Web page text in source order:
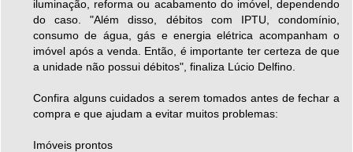
iluminação, reforma ou acabamento do imóvel, dependendo
do caso. "Além disso, débitos com IPTU, condomínio,
consumo de água, gás e energia elétrica acompanham o
imóvel após a venda. Então, é importante ter certeza de que
a unidade não possui débitos", finaliza Lúcio Delfino.
Confira alguns cuidados a serem tomados antes de fechar a
compra e que ajudam a evitar muitos problemas:
Imóveis prontos